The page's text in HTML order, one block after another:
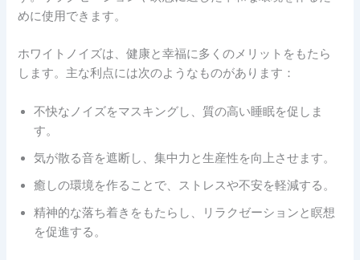
めに使用できます。
ホワイトノイズは、健康と幸福に多くのメリットをもたら
します。主な利点には次のようなものがあります：
不快なノイズをマスキングし、質の高い睡眠を促しま
す。
気が散る音を遮断し、集中力と生産性を向上させます。
癒しの環境を作ることで、ストレスや不安を軽減する。
精神的な落ち着きをもたらし、リラクゼーションと瞑想
を促進する。